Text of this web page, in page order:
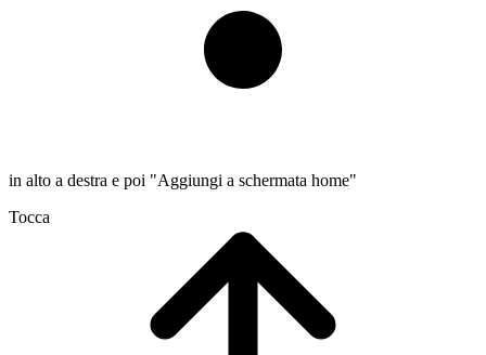
in alto a destra e poi "Aggiungi a schermata home"
Tocca